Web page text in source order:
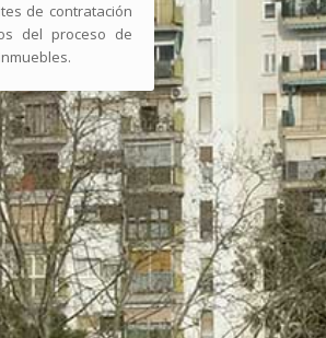
de contratación
del proceso de